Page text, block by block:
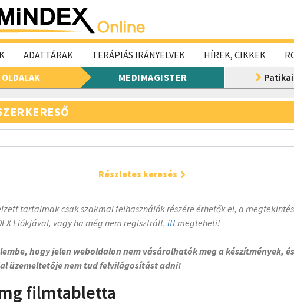
ADATTÁRAK TERÁPIÁS IRÁNYELVEK HÍREK, CIKKEK
MEDIMAGISTER
Részletes keresés
tartalmak csak szakmai felhasználók részére érhetők el, a
Fiókjával, vagy ha még nem regisztrált, ittmegteheti!
hogy jelen weboldalon nem vásárolhatók meg a készítmények,
üzemeltetője nem tud felvilágosítást adni!
mg filmtabletta